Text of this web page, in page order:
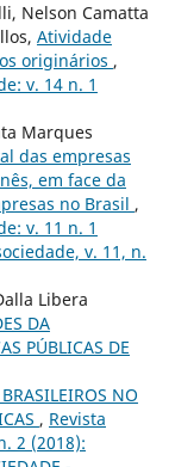
Nelson Camatta
Atividade
originários ,
v. 14 n. 1
Marques
das empresas
em face da
no Brasil ,
v. 11 n. 1
v. 11, n.
Libera
DA
PÚBLICAS DE
NO
, Revista
2 (2018):